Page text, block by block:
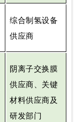
综合制氢设备
供应商
阴离子交换膜
供应商、关键
材料供应商及
研发部门